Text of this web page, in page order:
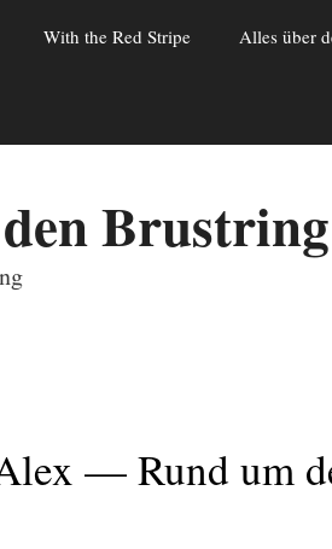
With the Red Stripe Alles über
Brustring
— Rund um